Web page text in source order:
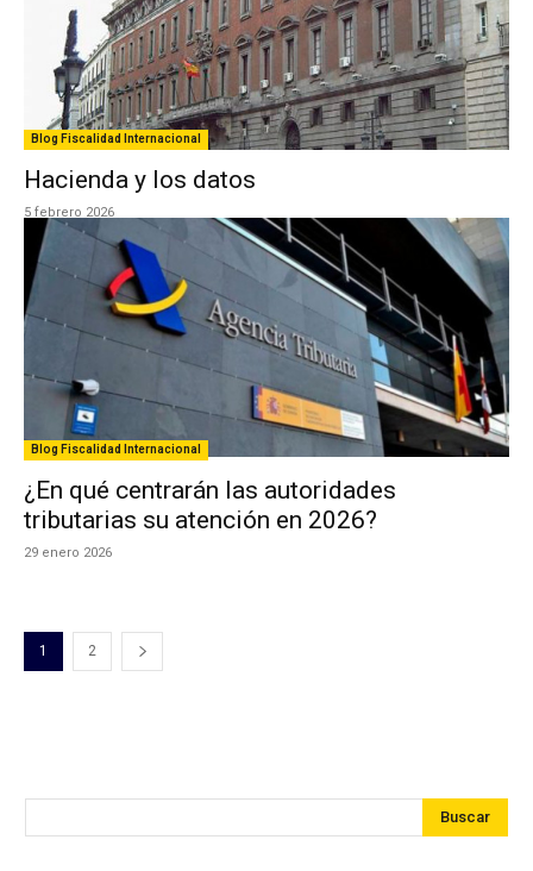
Blog Fiscalidad Internacional
Hacienda y los datos
5 febrero 2026
Blog Fiscalidad Internacional
¿En qué centrarán las autoridades
tributarias su atención en 2026?
29 enero 2026
1 2
Buscar